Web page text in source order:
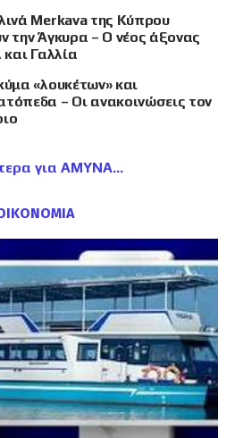
Merkava της Κύπρου
την Άγκυρα – Ο νέος άξονας
και Γαλλία
«λουκέτων» και
– Οι ανακοινώσεις τον
για ΑΜΥΝΑ